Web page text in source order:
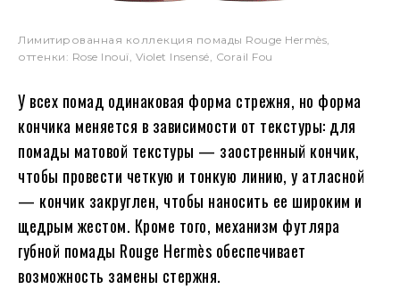
Лимитированная коллекция помады Rouge Hermès,
оттенки: Rose Inouï, Violet Insensé, Corail Fou
У всех помад одинаковая форма стрежня, но форма
кончика меняется в зависимости от текстуры: для
помады матовой текстуры — заостренный кончик,
чтобы провести четкую и тонкую линию, у атласной
— кончик закруглен, чтобы наносить ее широким и
щедрым жестом. Кроме того, механизм футляра
губной помады Rouge Hermès обеспечивает
возможность замены стержня.